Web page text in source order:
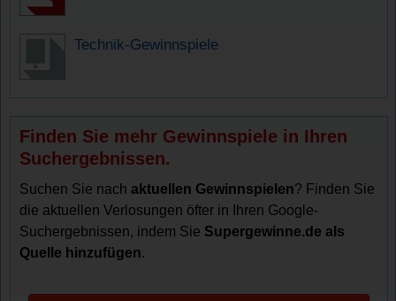
Technik-Gewinnspiele
Finden Sie mehr Gewinnspiele in Ihren
Suchergebnissen.
Suchen Sie nachaktuellen Gewinnspielen? Finden Sie
die aktuellen Verlosungen öfter in Ihren Google-
Suchergebnissen, indem Sie Supergewinne.de als
Quelle hinzufügen.